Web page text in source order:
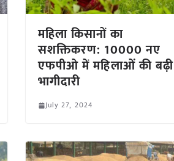
महिला किसानों का
सशक्तिकरण: 10000 नए
एफपीओ में महिलाओं की बढ़ी
भागीदारी
July 27, 2024